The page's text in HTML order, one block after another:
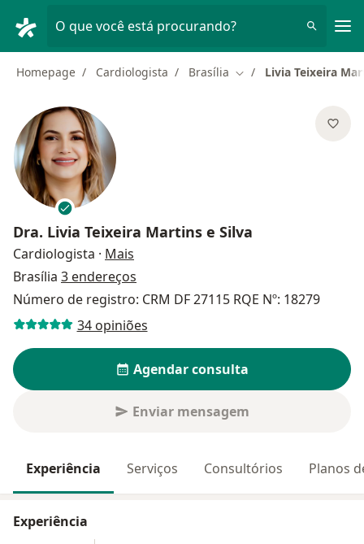
O que você está procurando?
Homepage Cardiologista Brasília Mudar de cidade
Livia Teixeira
Dra. Livia Teixeira Martins e Silva
Cardiologista · Mais
Brasília 3 endereços
Número de registro: CRM DF 27115 RQE Nº: 18279
34 opiniões
Agendar consulta
Enviar mensagem
Experiência Serviços Consultórios Planos
Experiência